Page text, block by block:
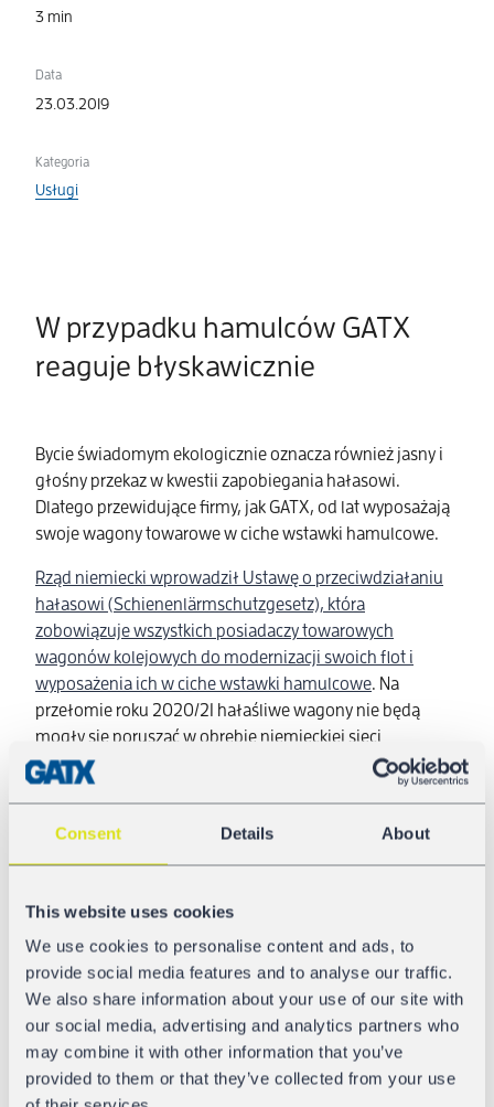
Consent Details About
This website uses cookies
We use cookies to personalise content and ads, to
provide social media features and to analyse our traffic.
We also share information about your use of our site with
our social media, advertising and analytics partners who
may combine it with other information that you’ve
provided to them or that they’ve collected from your use
3 min
Data
23.03.2019
Kategoria
Usługi
W przypadku hamulców GATX
reaguje błyskawicznie
Bycie świadomym ekologicznie oznacza również jasny i
głośny przekaz w kwestii zapobiegania hałasowi.
Dlatego przewidujące firmy, jak GATX, od lat wyposażają
swoje wagony towarowe w ciche wstawki hamulcowe.
Rząd niemiecki wprowadził Ustawę o przeciwdziałaniu
hałasowi (Schienenlärmschutzgesetz), która
zobowiązuje wszystkich posiadaczy towarowych
wagonów kolejowych do modernizacji swoich flot i
wyposażenia ich w ciche wstawki hamulcowe. Na
przełomie roku 2020/21 hałaśliwe wagony nie będą
mogły się poruszać w obrębie niemieckiej sieci
kolejowej. Szwajcaria chce pójść jeszcze dalej –
wprowadza podobny zakaz od 1 stycznia 2020 – o rok
Dobre wyczucie czasu jest bezcenne. Również, jeśli
Choć te decyzje zostały ogłoszone już dawno – czas
biegnie nieubłaganie – w codziennym pośpiechu i
stresie łatwo zapomnieć o tak ważnym terminie. Dlatego
GATX po raz kolejny, z wyprzedzeniem, przypomniał
swoim klientom o wprowadzeniu szwajcarskich
przepisów. Przekazał również informację, czy wagony,
które użytkują, będą wyposażone we wstawki typu LL od
początku roku 2020 oraz zorganizuje jak najszybszą ich